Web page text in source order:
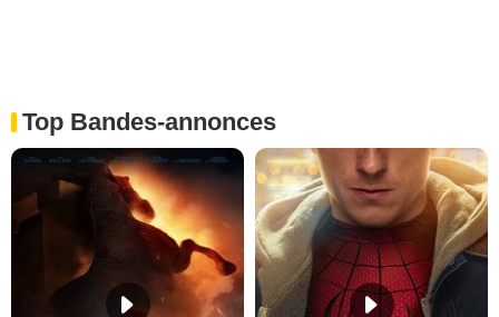
Top Bandes-annonces